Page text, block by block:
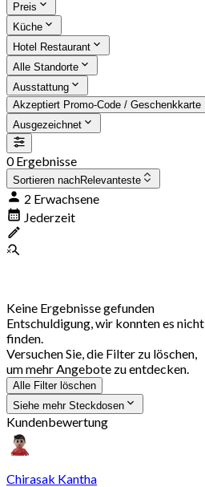
Preis
Küche
Hotel Restaurant
Alle Standorte
Ausstattung
Akzeptiert Promo-Code / Geschenkkarte
Ausgezeichnet
0 Ergebnisse
Sortieren nachRelevanteste
2 Erwachsene
Jederzeit
Keine Ergebnisse gefunden
Entschuldigung, wir konnten es nicht
finden.
Versuchen Sie, die Filter zu löschen,
um mehr Angebote zu entdecken.
Alle Filter löschen
Siehe mehr Steckdosen
Kundenbewertung
Chirasak Kantha